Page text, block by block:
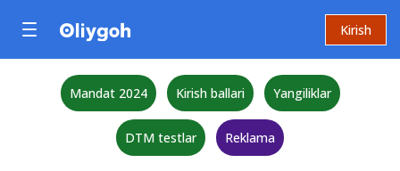
Kirish
Mandat 2024 Kirish ballari Yangiliklar
DTM testlar Reklama